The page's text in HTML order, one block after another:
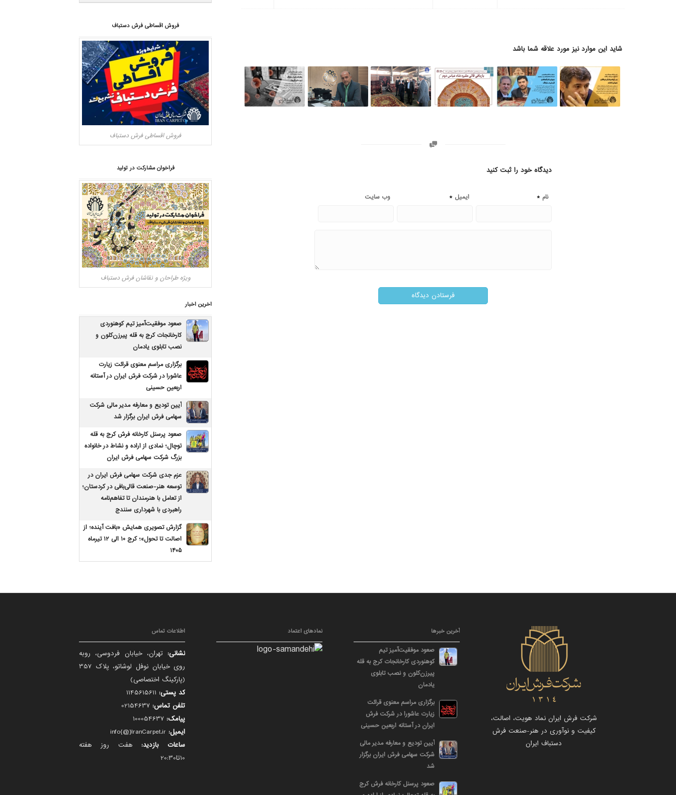
شاید این موارد نیز مورد علاقه شما باشد
دیدگاه خود را ثبت کنید
نام * ایمیل * وب‌ سایت
فروش اقساطی فرش دستباف
فروش اقساطی فرش دستباف
فراخوان مشارکت در تولید
ویژه طراحان و نقاشان فرش دستباف
اخرین اخبار
صعود موفقیت‌آمیز تیم کوهنوردی
کارخانجات کرج به قله پیرزن‌کلون و
نصب تابلوی یادمان
برگزاری مراسم معنوی قرائت زیارت
عاشورا در شرکت فرش ایران در آستانه
اربعین حسینی
آیین تودیع و معارفه مدیر مالی شرکت
سهامی فرش ایران برگزار شد
صعود پرسنل کارخانه فرش کرج به قله
توچال؛ نمادی از اراده و نشاط در خانواده
بزرگ شرکت سهامی فرش ایران
عزم جدی شرکت سهامی فرش ایران در
توسعه هنر-صنعت قالی‌بافی در کردستان؛
از تعامل با هنرمندان تا تفاهم‌نامه
راهبردی با شهرداری سنندج
گزارش تصویری همایش «بافت آینده؛ از
اصالت تا تحول»؛ کرج ۱۰ الی ۱۲ تیرماه
۱۴۰۵
شرکت فرش ایران نماد هویت، اصالت،
کیفیت و نوآوری در هنر-صنعت فرش
دستباف ایران
آخرین خبرها
صعود موفقیت‌آمیز تیم
کوهنوردی کارخانجات کرج به قله
پیرزن‌کلون و نصب تابلوی
یادمان
برگزاری مراسم معنوی قرائت
زیارت عاشورا در شرکت فرش
ایران در آستانه اربعین حسینی
آیین تودیع و معارفه مدیر مالی
شرکت سهامی فرش ایران برگزار
شد
صعود پرسنل کارخانه فرش کرج
نمادهای اعتماد اطلاعات تماس
نشانی: تهران، خیابان فردوسی، روبه
روی خیابان نوفل لوشاتو، پلاک 357
(پارکینگ اختصاصی)
کد پستی:
تلفن تماس:
پیامک:
ایمیل:
ساعات بازدید: هفت روز هفته
10تا20:30